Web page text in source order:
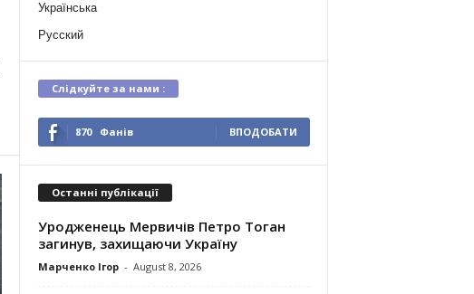
Українська
Русский
Слідкуйте за нами :
870 Фанів ВПОДОБАТИ
Останні публікації
Уродженець Мервичів Петро Тоган
загинув, захищаючи Україну
Марченко Ігор - August 8, 2026